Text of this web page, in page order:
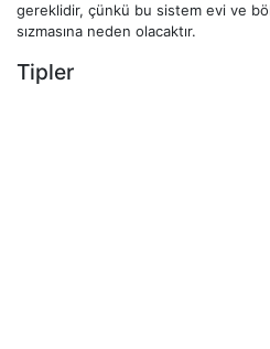
gereklidir, çünkü bu sistem evi ve
sızmasına neden olacaktır.
Tipler